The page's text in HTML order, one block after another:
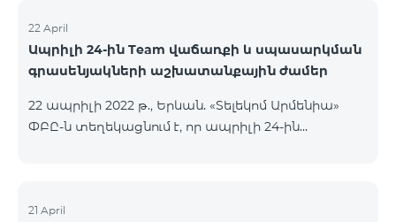
22 April
Ապրիլի 24-ին Team վաճառքի և սպասարկման
գրասենյակների աշխատանքային ժամեր
22 ապրիլի 2022 թ., Երևան. «Տելեկոմ Արմենիա»
ՓԲԸ-ն տեղեկացնում է, որ ապրիլի 24-ին
Ընկերության այլ վաճառքի և սպասարկման
21 April